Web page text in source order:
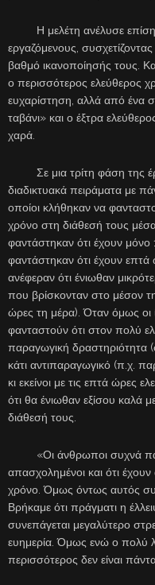
Η μελέτη ανέλυσε επίσης
εργαζόμενους,
βαθμό ικανοποίησής τους.
ο περισσότερος ελεύθερος
ευχαρίστηση, αλλά από ένα
ταβάνι» και ο έξτρα
χαρά.
Σε μια τρίτη φάση της
διαδικτυακά πειράματα με
οποίοι κλήθηκαν να
χρόνο στη διάθεσή τους
φαντάστηκαν ότι έχουν μόνο
φαντάστηκαν ότι έχουν
ανέφεραν ότι ένιωθαν
που βρίσκονταν στο μέσον
ώρες τη μέρα). Όταν όμως οι
φανταστούν ότι στον πολύ
παραγωγική δραστηριότητα
κάτι αντιπαραγωγικό (π.χ.
κι εκείνοι με τις επτά ώρες
ότι θα ένιωθαν εξίσου καλά
διάθεσή τους.
«Οι άνθρωποι συχνά
απασχολημένοι και ότι
χρόνο. Όμως όντως αυτός
Βρήκαμε ότι πράγματι η
συνεπάγεται μεγαλύτερο
ευημερία. Όμως ενώ ο πολύ
περισσότερος δεν είναι